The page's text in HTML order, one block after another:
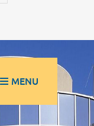
MENU